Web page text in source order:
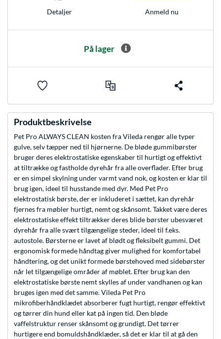
Detaljer Anmeld nu
På lager
Produktbeskrivelse
Pet Pro ALWAYS CLEAN kosten fra Vileda rengør alle typer
gulve, selv tæpper ned til hjørnerne. De bløde gummibørster
bruger deres elektrostatiske egenskaber til hurtigt og effektivt
at tiltrække og fastholde dyrehår fra alle overflader. Efter brug
er en simpel skylning under varmt vand nok, og kosten er klar til
brug igen, ideel til husstande med dyr. Med Pet Pro
elektrostatisk børste, der er inkluderet i sættet, kan dyrehår
fjernes fra møbler hurtigt, nemt og skånsomt. Takket være deres
elektrostatiske effekt tiltrækker deres blide børster ubesværet
dyrehår fra alle svært tilgængelige steder, ideel til f.eks.
autostole. Børsterne er lavet af blødt og fleksibelt gummi. Det
ergonomisk formede håndtag giver mulighed for komfortabel
håndtering, og det unikt formede børstehoved med sidebørster
når let tilgængelige områder af møblet. Efter brug kan den
elektrostatiske børste nemt skylles af under vandhanen og kan
bruges igen med det samme. Vileda Pet Pro
mikrofiberhåndklædet absorberer fugt hurtigt, rengør effektivt
og tørrer din hund eller kat på ingen tid. Den bløde
vaffelstruktur renser skånsomt og grundigt. Det tørrer
hurtigere end bomuldshåndklæder, så det er klar til at gå den